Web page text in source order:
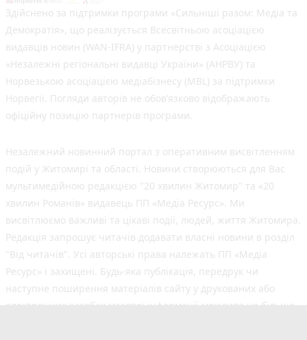
Здійснено за підтримки програми «Сильніші разом: Медіа та
Демократія», що реалізується Всесвітньою асоціацією
видавців новин (WAN-IFRA) у партнерстві з Асоціацією
«Незалежні регіональні видавці України» (АНРВУ) та
Норвезькою асоціацією медіабізнесу (MBL) за підтримки
Норвегії. Погляди авторів не обов’язково відображають
офіційну позицію партнерів програми.
Незалежний новинний портал з оперативним висвітленням
подій у Житомирі та області. Новини створюються для Вас
мультимедійною редакцією "20 хвилин Житомир" та «20
хвилин Романів» видавець ПП «Медіа Ресурс». Ми
висвітлюємо важливі та цікаві події, людей, життя Житомира.
Редакція запрошує читачів додавати власні новини в розділ
"Від читачів". Усі авторські права належать ПП «Медіа
Ресурс» і захищені. Будь-яка публiкацiя, передрук чи
наступне поширення матеріалів сайту у друкованих або
електронних засобах масової інформації можлива не більше